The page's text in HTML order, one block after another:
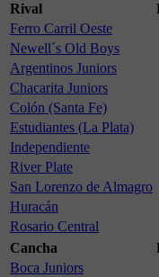
Rival
Ferro Carril Oeste
Newell´s Old Boys
Argentinos Juniors
Chacarita Juniors
Colón (Santa Fe)
Estudiantes (La Plata)
Independiente
River Plate
San Lorenzo de Almagro
Huracán
Rosario Central
Cancha
Boca Juniors